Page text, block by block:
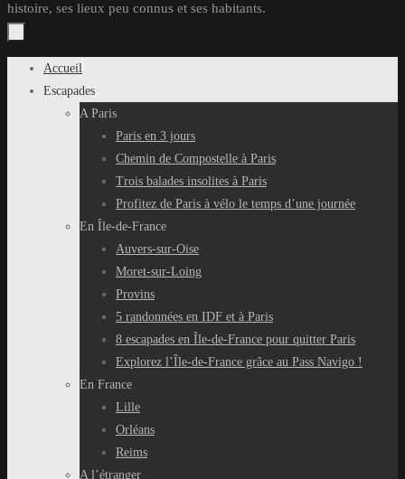
histoire, ses lieux peu connus et ses habitants.
Passer
Accueil
Escapades
A Paris
Paris en 3 jours
Chemin de Compostelle à Paris
Trois balades insolites à Paris
Profitez de Paris à vélo le temps d’une journée
En Île-de-France
Auvers-sur-Oise
Moret-sur-Loing
Provins
5 randonnées en IDF et à Paris
8 escapades en Île-de-France pour quitter Paris
Explorez l’Île-de-France grâce au Pass Navigo !
En France
Lille
Orléans
Reims
A l’étranger